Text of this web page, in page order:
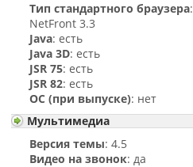
Тип стандартного браузера:
NetFront 3.3
Java: есть
Java 3D: есть
JSR 75: есть
JSR 82: есть
ОС (при выпуске): нет
Мультимедиа
Версия темы: 4.5
Видео на звонок: да